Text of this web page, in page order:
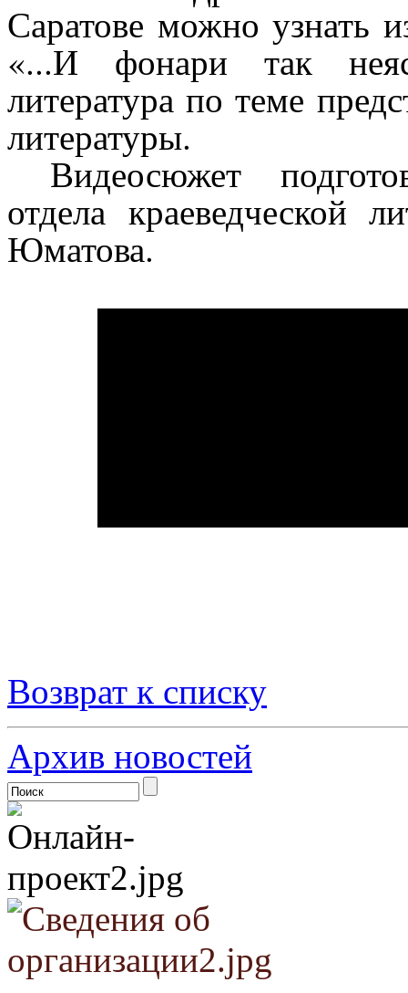
Саратове можно узнать
«...И фонари так
литература по теме
литературы.
Видеосюжет
отдела краеведческой
Юматова.
Возврат к списку
Архив новостей